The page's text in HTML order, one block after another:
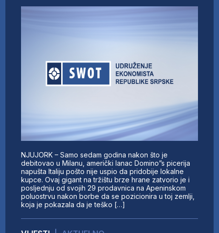
NJUJORK – Samo sedam godina nakon što je
debitovao u Milanu, američki lanac Domino”s picerija
napušta Italiju pošto nije uspio da pridobije lokalne
kupce. Ovaj gigant na tržištu brze hrane zatvorio je i
posljednju od svojih 29 prodavnica na Apeninskom
poluostrvu nakon borbe da se pozicionira u toj zemlji,
koja je pokazala da je teško […]